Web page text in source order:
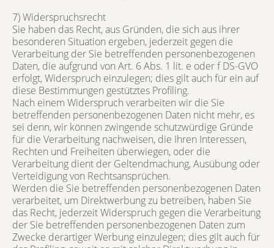
7) Widerspruchsrecht
Sie haben das Recht, aus Gründen, die sich aus ihrer
besonderen Situation ergeben, jederzeit gegen die
Verarbeitung der Sie betreffenden personenbezogenen
Daten, die aufgrund von Art. 6 Abs. 1 lit. e oder f DS-GVO
erfolgt, Widerspruch einzulegen; dies gilt auch für ein auf
diese Bestimmungen gestütztes Profiling.
Nach einem Widerspruch verarbeiten wir die Sie
betreffenden personenbezogenen Daten nicht mehr, es
sei denn, wir können zwingende schutzwürdige Gründe
für die Verarbeitung nachweisen, die Ihren Interessen,
Rechten und Freiheiten überwiegen, oder die
Verarbeitung dient der Geltendmachung, Ausübung oder
Verteidigung von Rechtsansprüchen.
Werden die Sie betreffenden personenbezogenen Daten
verarbeitet, um Direktwerbung zu betreiben, haben Sie
das Recht, jederzeit Widerspruch gegen die Verarbeitung
der Sie betreffenden personenbezogenen Daten zum
Zwecke derartiger Werbung einzulegen; dies gilt auch für